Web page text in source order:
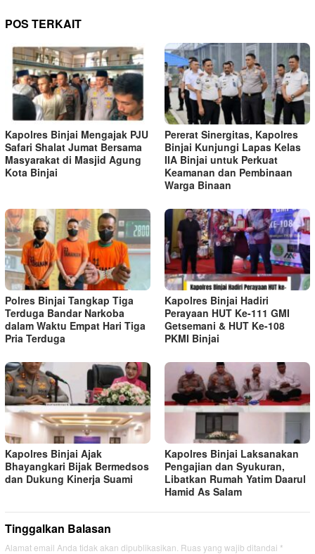
POS TERKAIT
Kapolres Binjai Mengajak PJU
Safari Shalat Jumat Bersama
Masyarakat di Masjid Agung
Kota Binjai
Pererat Sinergitas, Kapolres
Binjai Kunjungi Lapas Kelas
IIA Binjai untuk Perkuat
Keamanan dan Pembinaan
Warga Binaan
Polres Binjai Tangkap Tiga
Terduga Bandar Narkoba
dalam Waktu Empat Hari Tiga
Pria Terduga
Kapolres Binjai Hadiri
Perayaan HUT Ke-111 GMI
Getsemani & HUT Ke-108
PKMI Binjai
Kapolres Binjai Ajak
Bhayangkari Bijak Bermedsos
dan Dukung Kinerja Suami
Kapolres Binjai Laksanakan
Pengajian dan Syukuran,
Libatkan Rumah Yatim Daarul
Hamid As Salam
Tinggalkan Balasan
Alamat email Anda tidak akan dipublikasikan. Ruas yang wajib ditandai *